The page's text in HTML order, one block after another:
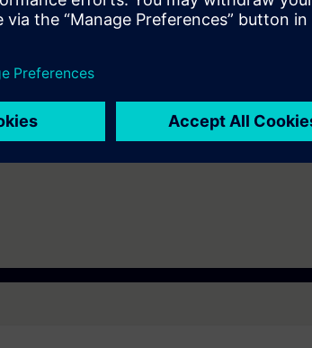
y variadores de frecuencia/velocidad SINAMICS, con